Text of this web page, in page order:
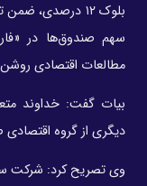
بلوک ۱۲ درصدی،
سهم صندوق‌ها در
مطالعات اقتصادی
بیات گفت: خداوند
دیگری از گروه
وی تصریح کرد: شرکت